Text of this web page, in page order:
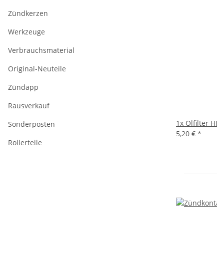
1x Ölfilter
5,20 € *
Zündkerzen
Werkzeuge
Verbrauchsmaterial
Original-Neuteile
Zündapp
Rausverkauf
Sonderposten
Rollerteile